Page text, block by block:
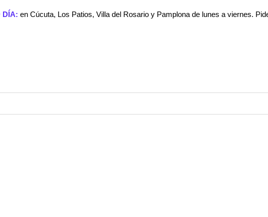
Los Patios, Villa del Rosario y Pamplona de lunes a viernes. Pide antes